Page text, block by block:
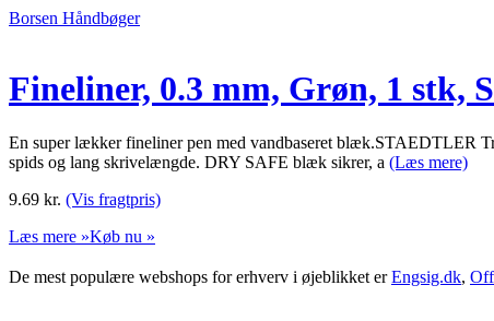
Borsen Håndbøger
Fineliner, 0.3 mm, Grøn, 1 stk,
En super lækker fineliner pen med vandbaseret blæk.STAEDTLER
spids og lang skrivelængde. DRY SAFE blæk sikrer, a (Læs mere)
9.69 kr. (Vis fragtpris)
Læs mere »Køb nu »
De mest populære webshops for erhverv i øjeblikket erEngsig.dk,